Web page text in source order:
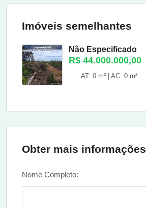
Imóveis semelhantes
Não Especificado
R$ 44.000.000,00
AT: 0 m² | AC: 0 m²
Obter mais informações
Nome Completo: